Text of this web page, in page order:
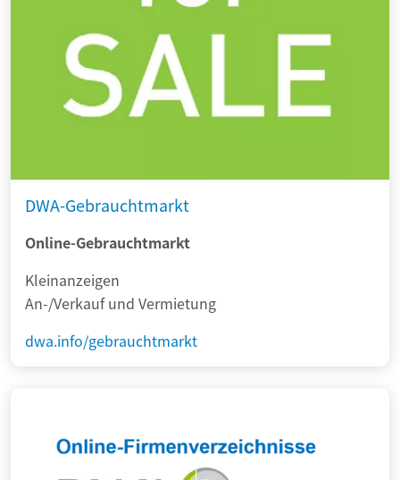
DWA-Gebrauchtmarkt
Online-Gebrauchtmarkt
Kleinanzeigen
An-/Verkauf und Vermietung
dwa.info/gebrauchtmarkt